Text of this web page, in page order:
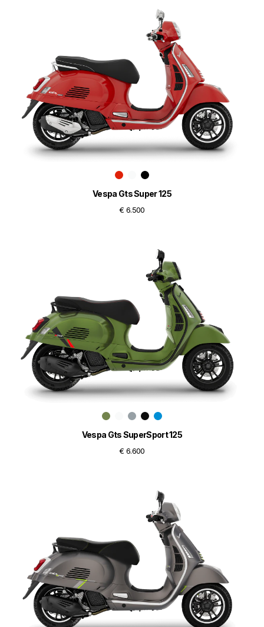
Vespa Gts Super 125
€ 6.500
Vespa Gts SuperSport 125
€ 6.600